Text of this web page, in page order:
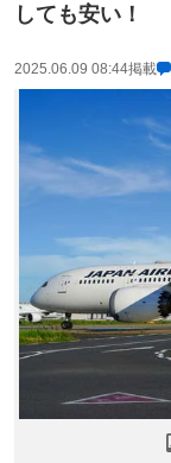
しても安い！
2025.06.09 08:44掲載